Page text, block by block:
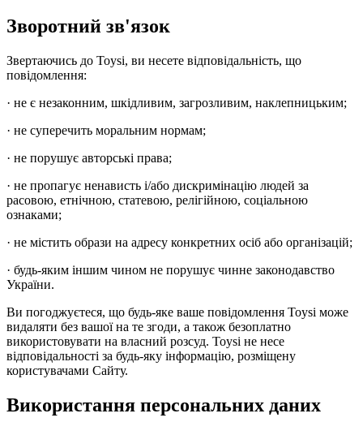
Зворотний зв'язок
Звертаючись до Toysi, ви несете відповідальність, що
повідомлення:
· не є незаконним, шкідливим, загрозливим, наклепницьким;
· не суперечить моральним нормам;
· не порушує авторські права;
· не пропагує ненависть і/або дискримінацію людей за
расовою, етнічною, статевою, релігійною, соціальною
ознаками;
· не містить образи на адресу конкретних осіб або організацій;
· будь-яким іншим чином не порушує чинне законодавство
України.
Ви погоджуєтеся, що будь-яке ваше повідомлення Toysi може
видаляти без вашої на те згоди, а також безоплатно
використовувати на власний розсуд. Toysi не несе
відповідальності за будь-яку інформацію, розміщену
користувачами Сайту.
Використання персональних даних